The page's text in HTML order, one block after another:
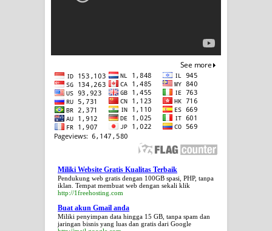
Miliki Website Gratis Kualitas Terbaik
Pendukung web gratis dengan 100GB spasi, PHP, tanpa
iklan. Tempat membuat web dengan sekali klik
http://1freehosting.com
Buat akun Gmail anda
Miliki penyimpan data hingga 15 GB, tanpa spam dan
jaringan bisnis yang luas dan gratis dari Google